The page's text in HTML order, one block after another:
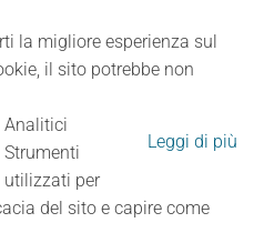
la migliore esperienza sul
il sito potrebbe non
Leggi di più
Analitici
Strumenti
utilizzati per
del sito e capire come